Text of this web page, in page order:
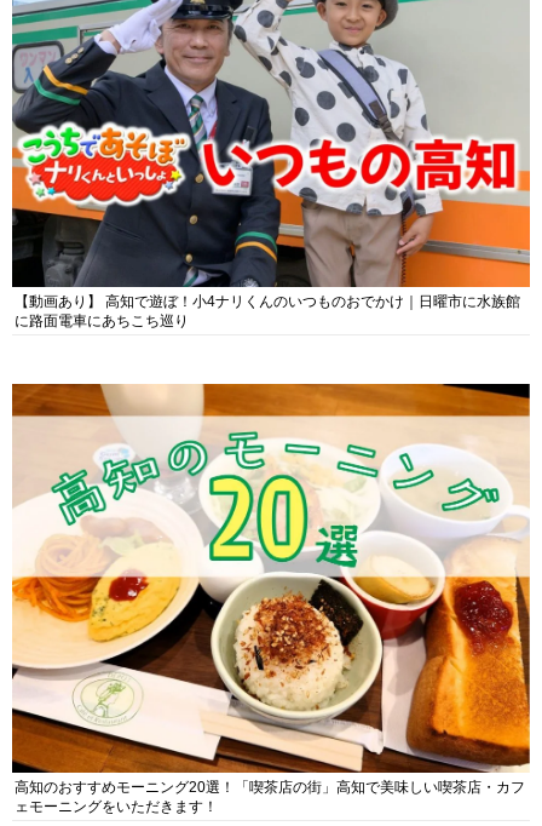
【動画あり】 高知で遊ぼ！小4ナリくんのいつものおでかけ｜日曜市に水族館
に路面電車にあちこち巡り
高知のおすすめモーニング20選！「喫茶店の街」高知で美味しい喫茶店・カフ
ェモーニングをいただきます！